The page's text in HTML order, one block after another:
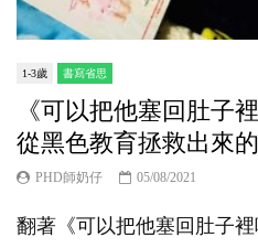
1-3歲 書寫省思
《可以把他塞回肚子
從黑色教育拯救出來
PHD師奶仔 05/08/2021
翻著《可以把他塞回肚子